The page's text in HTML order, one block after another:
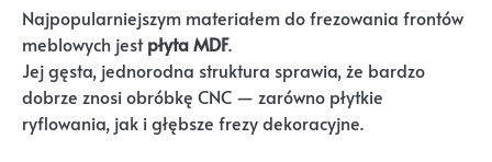
Najpopularniejszym materiałem do frezowania frontów
meblowych jestpłyta MDF.
Jej gęsta, jednorodna struktura sprawia, że bardzo
dobrze znosi obróbkę CNC — zarówno płytkie
ryflowania, jak i głębsze frezy dekoracyjne.